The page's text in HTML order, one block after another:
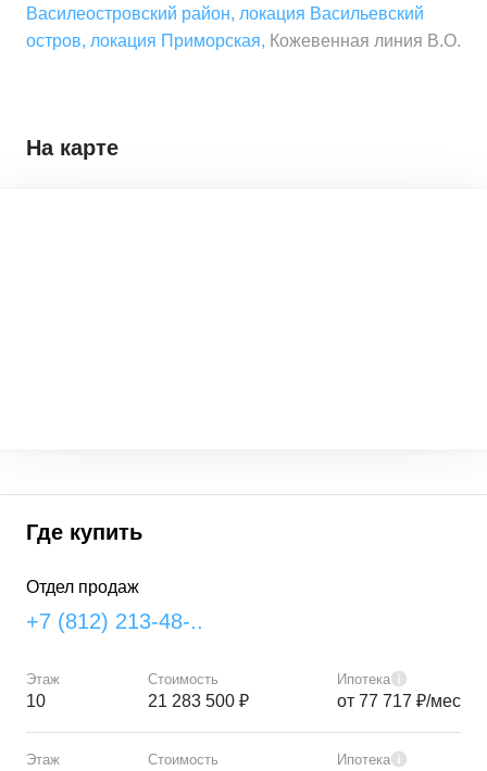
Василеостровский район, локация Васильевский
остров, локация Приморская, Кожевенная линия В.О.
Где купить
Отдел продаж
+7 (812) 213-48-..
Этаж
10
Стоимость
21 283 500 ₽
Ипотека
от 77 717 ₽/мес
Этаж Стоимость Ипотека
На карте